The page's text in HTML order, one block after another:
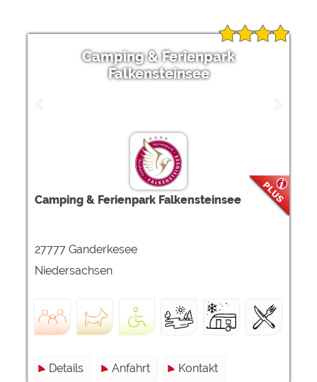
Camping & Ferienpark
Falkensteinsee
Camping & Ferienpark Falkensteinsee
27777 Ganderkesee
Niedersachsen
Details Anfahrt Kontakt